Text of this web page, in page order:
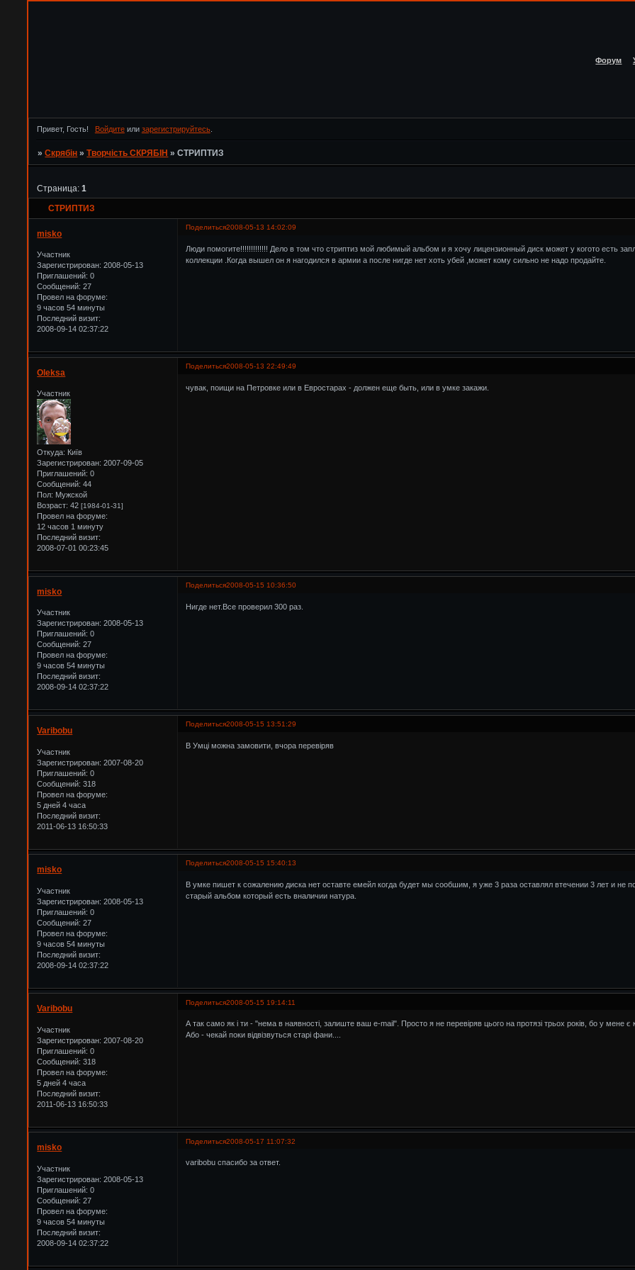
Форум
Привет, Гость! Войдитеили зарегистрируйтесь.
»Скрябін »Творчість СКРЯБІН »CТРИПТИЗ
CТРИПТИЗ
Страница:1
Поделиться2008-05-13 14:02:09
misko
Участник
Зарегистрирован: 2008-05-13
Приглашений: 0
Сообщений: 27
Провел на форуме:
9 часов 54 минуты
Последний визит:
2008-09-14 02:37:22
Люди помогите!!!!!!!!!!!!! Дело в том что стриптиз мой любимый альбом и я хочу лицензионный диск может у когото есть
коллекции .Когда вышел он я нагодился в армии а после нигде нет хоть убей ,может кому сильно не надо продайте.
Поделиться2008-05-13 22:49:49
Oleksa
Участник
Откуда: Київ
Зарегистрирован: 2007-09-05
Приглашений: 0
Сообщений: 44
Пол: Мужской
Возраст: 42[1984-01-31]
Провел на форуме:
12 часов 1 минуту
Последний визит:
2008-07-01 00:23:45
чувак, поищи на Петровке или в Евростарах - должен еще быть, или в умке закажи.
Поделиться2008-05-15 10:36:50
misko
Участник
Зарегистрирован: 2008-05-13
Приглашений: 0
Сообщений: 27
Провел на форуме:
9 часов 54 минуты
Последний визит:
2008-09-14 02:37:22
Нигде нет.Все проверил 300 раз.
Поделиться2008-05-15 13:51:29
Varibobu
Участник
Зарегистрирован: 2007-08-20
Приглашений: 0
Сообщений: 318
Провел на форуме:
5 дней 4 часа
Последний визит:
2011-06-13 16:50:33
В Умці можна замовити, вчора перевіряв
Поделиться2008-05-15 15:40:13
misko
Участник
Зарегистрирован: 2008-05-13
Приглашений: 0
Сообщений: 27
Провел на форуме:
9 часов 54 минуты
Последний визит:
2008-09-14 02:37:22
В умке пишет к сожалению диска нет оставте емейл когда будет мы сообшим, я уже 3 раза оставлял втечении 3 лет и не
старый альбом который есть вналичии натура.
Поделиться2008-05-15 19:14:11
Varibobu
Участник
Зарегистрирован: 2007-08-20
Приглашений: 0
Сообщений: 318
Провел на форуме:
5 дней 4 часа
Последний визит:
2011-06-13 16:50:33
А так само як і ти - "нема в наявності, залиште ваш e-mail". Просто я не перевіряв цього на протязі трьох років, бо у
Або - чекай поки відвізвуться старі фани....
Поделиться2008-05-17 11:07:32
misko
Участник
Зарегистрирован: 2008-05-13
Приглашений: 0
Сообщений: 27
Провел на форуме:
9 часов 54 минуты
Последний визит:
2008-09-14 02:37:22
varibobu спасибо за ответ.